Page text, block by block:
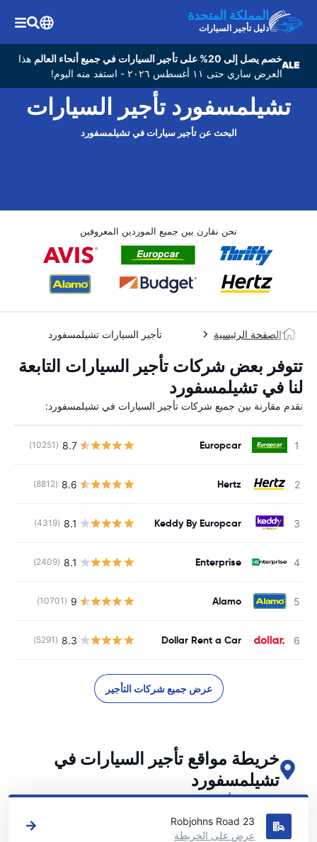
المملكة المتحدة
دليل تأجير السيارات
خصم يصل إلى 20% على تأجير السيارات في جميع أنحاء العالم
هذا
العرض ساري حتى ١١ أغسطس ٢٠٢٦ - استفد منه اليوم!
تشيلمسفورد تأجير السيارات
البحث عن تأجير سيارات في تشيلمسفورد
نحن نقارن بين جميع الموردين المعروفين
الصفحة الرئيسية تأجير السيارات تشيلمسفورد
تتوفر بعض شركات تأجير السيارات التابعة
لنا في تشيلمسفورد
نقدم مقارنة بين جميع شركات تأجير السيارات في تشيلمسفورد:
Europcar
8.7
(10251)
Hertz
8.6
(8812)
Keddy By Europcar
8.1
(4319)
Enterprise
8.1
(2409)
Alamo
9
(10701)
Dollar Rent a Car
8.3
(5291)
عرض جميع شركات التأجير
خريطة مواقع تأجير السيارات في
تشيلمسفورد
اطلع على مواقع تأجير السيارات الرئيسية لدينا في تشيلمسفورد
23 Robjohns Road
عرض على الخريطة